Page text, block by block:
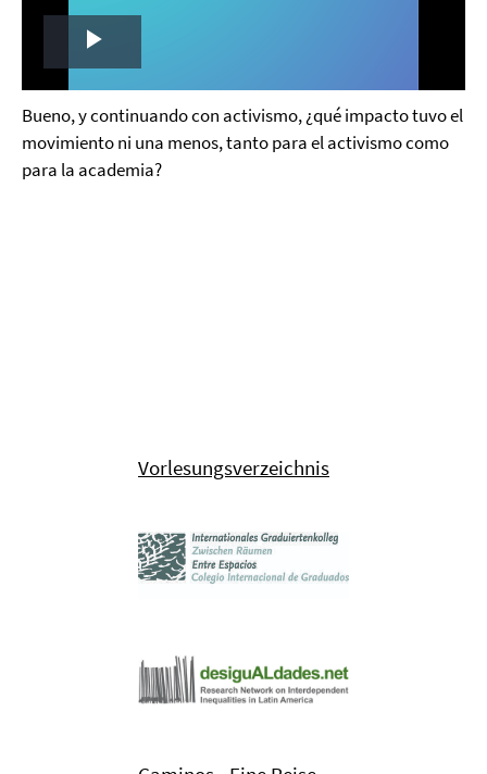
Play
Video
Bueno, y continuando con activismo, ¿qué impacto tuvo el
movimiento ni una menos, tanto para el activismo como
para la academia?
Vorlesungsverzeichnis